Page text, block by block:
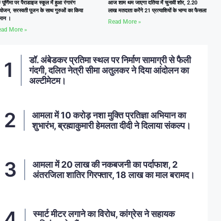
पर पैराडाइज स्कूल में हुआ रंगारंग
सरस्वती पूजन के साथ गुरुओं का किया
।
More »
आज शाम थम जाएगा दतिया में चुनावी शोर, 2.20
लाख मतदाता करेंगे 21 प्रत्याशियों के भाग्य का फैसला
Read More »
डॉ. अंबेडकर प्रतिमा स्थल पर निर्माण सामाग्री से फैली
गंदगी, दलित नेत्री सीमा अतुलकर ने दिया आंदोलन का
अल्टीमेटम।
आमला में 10 करोड़ नशा मुक्ति प्रतिज्ञा अभियान का
शुभारंभ, ब्रह्माकुमारी हेमलता दीदी ने दिलाया संकल्प।
आमला में 20 लाख की नकबजनी का पर्दाफाश, 2
अंतरजिला शातिर गिरफ्तार, 18 लाख का माल बरामद।
स्मार्ट मीटर लगाने का विरोध, कांग्रेस ने सहायक